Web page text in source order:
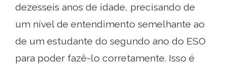
dezesseis anos de idade, precisando de
um nível de entendimento semelhante ao
de um estudante do segundo ano do ESO
para poder fazê-lo corretamente. Isso é